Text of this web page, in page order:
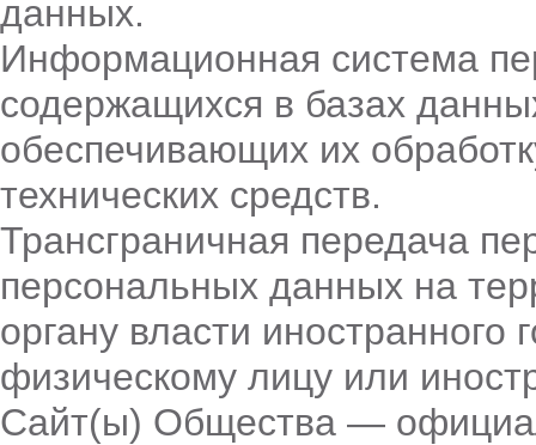
данных.
Информационная система
содержащихся в базах
обеспечивающих их
технических средств.
Трансграничная передача
персональных данных на
органу власти иностранного
физическому лицу или
Сайт(ы) Общества —